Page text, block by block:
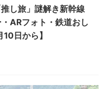
し旅」謎解き新幹線
ARフォト・鉄道おし
日から】